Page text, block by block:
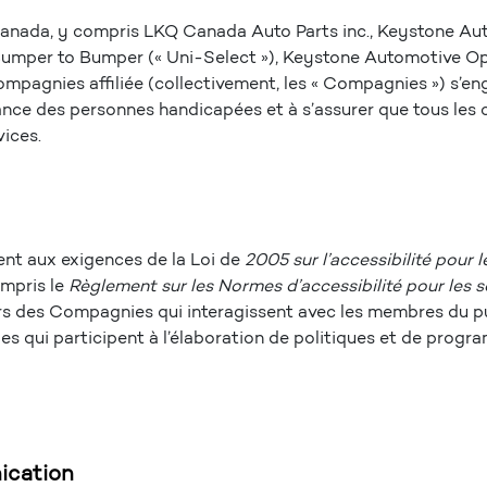
y compris LKQ Canada Auto Parts inc., Keystone
to Bumper (« Uni-Select »), Keystone Automotive
affiliée (collectivement, les « Compagnies »)
des personnes handicapées et à s’assurer que tous
aux exigences de la Loi de 2005 sur l’accessibilité pour
le Règlement sur les Normes d’accessibilité pour les
des Compagnies qui interagissent avec les membres du
qui participent à l’élaboration de politiques et de